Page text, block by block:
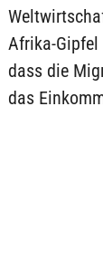
Afrika-Gipfel
dass die
das